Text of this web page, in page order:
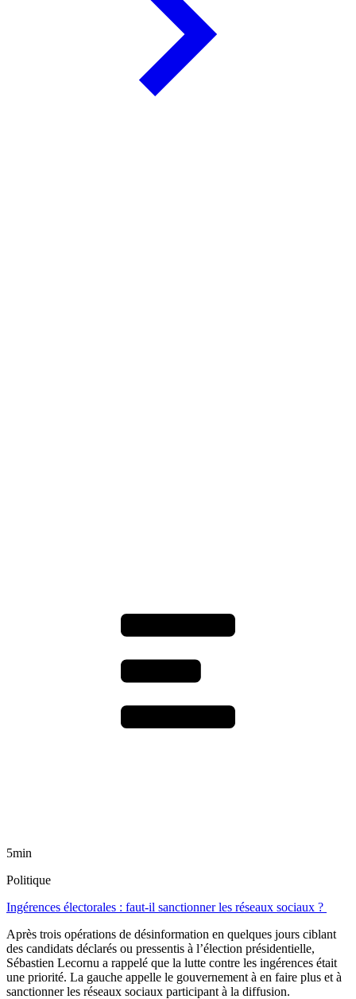
5min
Politique
Ingérences électorales : faut-il sanctionner les réseaux sociaux ?
Après trois opérations de désinformation en quelques jours ciblant
des candidats déclarés ou pressentis à l’élection présidentielle,
Sébastien Lecornu a rappelé que la lutte contre les ingérences était
une priorité. La gauche appelle le gouvernement à en faire plus et à
sanctionner les réseaux sociaux participant à la diffusion.